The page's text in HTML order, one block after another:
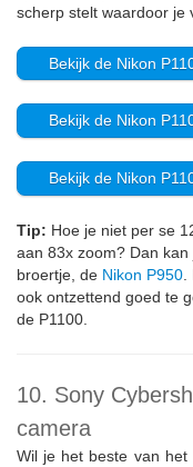
scherp stelt waardoor je
Bekijk de Nikon
Bekijk de Nikon
Bekijk de Nikon
Tip: Hoe je niet per se
aan 83x zoom? Dan
broertje, de Nikon P950
ook ontzettend goed te
de P1100.
10. Sony
camera
Wil je het beste van